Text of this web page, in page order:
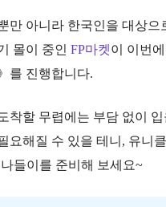
만 아니라 한국인을 대상으
몰이 중인 FP마켓이 이번
를 진행합니다.
착할 무렵에는 부담 없이
요해질 수 있을 테니, 유니
나들이를 준비해 보세요~